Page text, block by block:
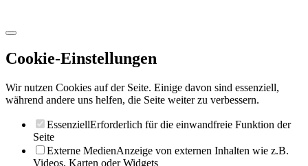
Cookie-Einstellungen
Wir nutzen Cookies auf der Seite. Einige davon sind essenziell,
während andere uns helfen, die Seite weiter zu verbessern.
EssenziellErforderlich für die einwandfreie Funktion der
Seite
Externe MedienAnzeige von externen Inhalten wie z.B.
Videos, Karten oder Widgets